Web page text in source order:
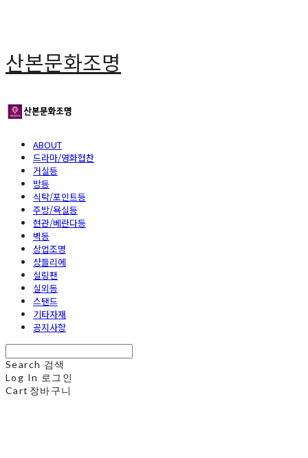
산본문화조명
ABOUT
드라마/영화협찬
거실등
방등
식탁/포인트등
주방/욕실등
현관/베란다등
벽등
상업조명
샹들리에
실링팬
실외등
스탠드
기타자재
공지사항
Search 검색
Log In 로그인
Cart 장바구니